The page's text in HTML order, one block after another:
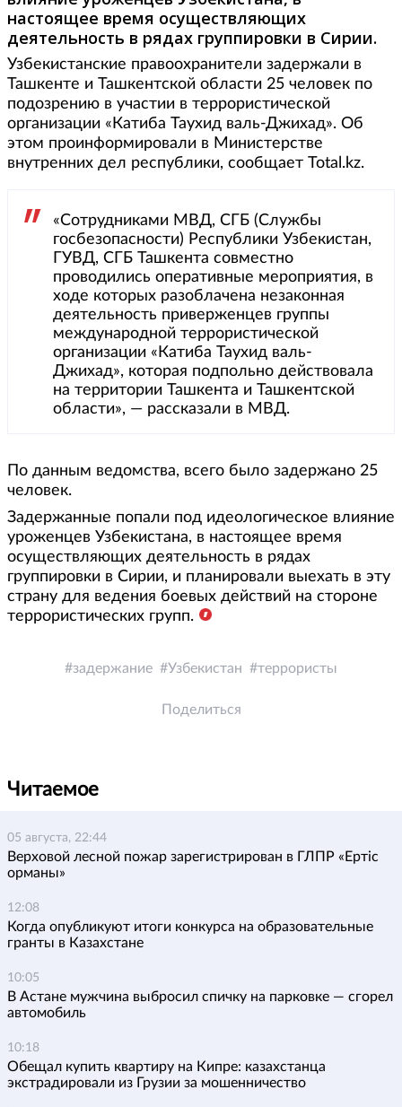
настоящее время осуществляющих
деятельность в рядах группировки в Сирии.
Узбекистанские правоохранители задержали в
Ташкенте и Ташкентской области 25 человек по
подозрению в участии в террористической
организации «Катиба Таухид валь-Джихад». Об
этом проинформировали в Министерстве
внутренних дел республики, сообщает Total.kz.
«Сотрудниками МВД, СГБ (Службы
госбезопасности) Республики Узбекистан,
ГУВД, СГБ Ташкента совместно
проводились оперативные мероприятия, в
ходе которых разоблачена незаконная
деятельность приверженцев группы
международной террористической
организации «Катиба Таухид валь-
Джихад», которая подпольно действовала
на территории Ташкента и Ташкентской
области», — рассказали в МВД.
По данным ведомства, всего было задержано 25
человек.
Задержанные попали под идеологическое влияние
уроженцев Узбекистана, в настоящее время
осуществляющих деятельность в рядах
группировки в Сирии, и планировали выехать в эту
страну для ведения боевых действий на стороне
террористических групп.
задержание Узбекистан террористы
Поделиться
Читаемое
05 августа, 22:44
Верховой лесной пожар зарегистрирован в ГЛПР «Ертіс
орманы»
12:08
Когда опубликуют итоги конкурса на образовательные
гранты в Казахстане
10:05
В Астане мужчина выбросил спичку на парковке — сгорел
автомобиль
10:18
Обещал купить квартиру на Кипре: казахстанца
экстрадировали из Грузии за мошенничество